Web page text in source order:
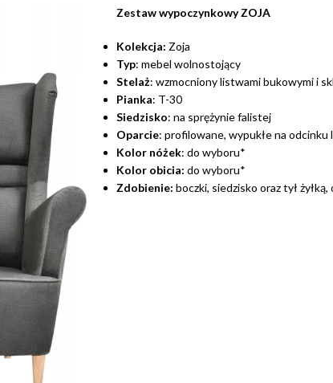
Zestaw wypoczynkowy ZOJA
Kolekcja: Zoja
Typ: mebel wolnostojący
Stelaż: wzmocniony listwami bukowymi i
Pianka: T-30
Siedzisko: na sprężynie falistej
Oparcie: profilowane, wypukłe na odcinku
Kolor nóżek: do wyboru*
Kolor obicia: do wyboru*
Zdobienie: boczki, siedzisko oraz tył